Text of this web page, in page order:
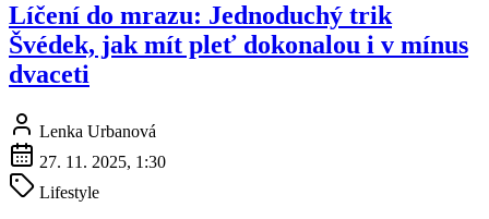
Líčení do mrazu: Jednoduchý trik
Švédek, jak mít pleť dokonalou i v mínus
dvaceti
Lenka Urbanová
27. 11. 2025, 1:30
Lifestyle